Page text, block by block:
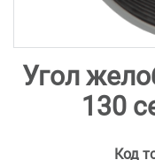
Угол
130
Код